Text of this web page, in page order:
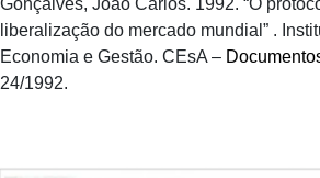
liberalização do mercado mundial” .
Economia e Gestão. CEsA –
24/1992.